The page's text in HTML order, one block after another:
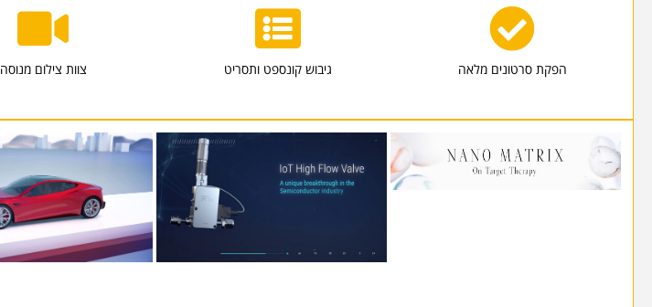
הפקת סרטונים מלאה גיבוש קונספט ותסריט צוות צילום מנוסה